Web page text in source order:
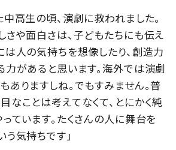
中高生の頃、演劇に救われました。
さや面白さは、子どもたちにも伝え
は人の気持ちを想像したり、創造力
力があると思います。海外では演劇
ありますしね。でもすみません。普
なことは考えてなくて、とにかく純
ています。たくさんの人に舞台を
気持ちです」